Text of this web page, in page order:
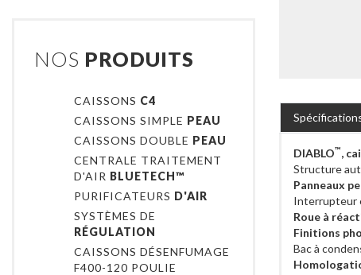
NOS PRODUITS
CAISSONS C4
CAISSONS SIMPLE PEAU
CAISSONS DOUBLE PEAU
CENTRALE TRAITEMENT
D'AIR BLUETECH™
PURIFICATEURS D'AIR
SYSTÈMES DE
RÉGULATION
CAISSONS DÉSENFUMAGE
F400-120 POULIE
DIABLO™,
Structure
Panneaux
Interrupteur
Roue à
Finitions
Bac à